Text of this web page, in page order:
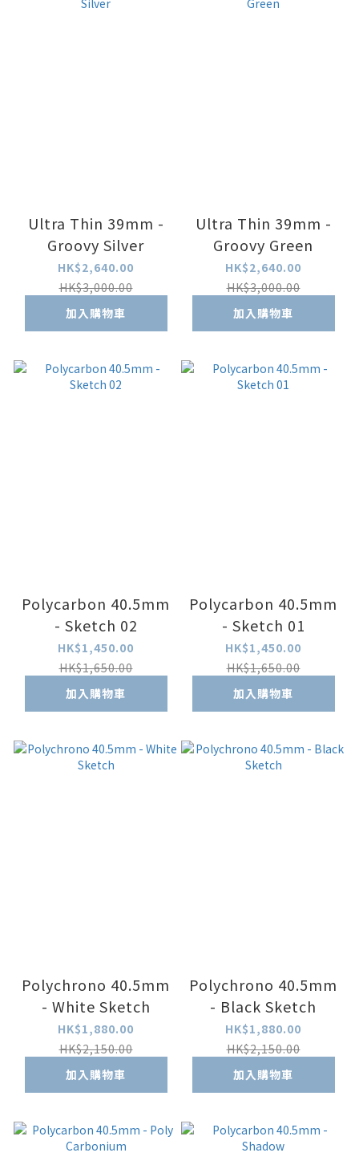
Ultra Thin 39mm -
Groovy Silver
HK$2,640.00
HK$3,000.00
加入購物車
Ultra Thin 39mm -
Groovy Green
HK$2,640.00
HK$3,000.00
加入購物車
Polycarbon 40.5mm
- Sketch 02
HK$1,450.00
HK$1,650.00
加入購物車
Polycarbon 40.5mm
- Sketch 01
HK$1,450.00
HK$1,650.00
加入購物車
Polychrono 40.5mm
- White Sketch
HK$1,880.00
HK$2,150.00
加入購物車
Polychrono 40.5mm
- Black Sketch
HK$1,880.00
HK$2,150.00
加入購物車